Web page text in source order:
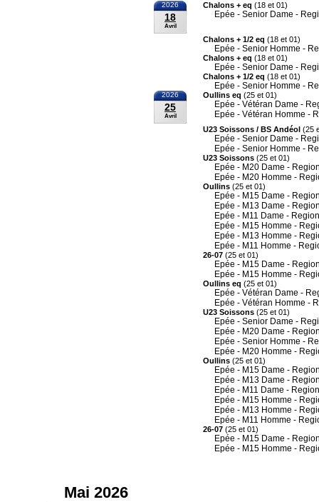
2026
18
Avril
Chalons + eq (18 et 01)
Epée - Senior Dame -
Chalons + 1/2 eq (18 et 01)
Epée - Senior Homme -
Chalons + eq (18 et 01)
Epée - Senior Dame -
Chalons + 1/2 eq (18 et 01)
Epée - Senior Homme -
2026
25
Avril
Oullins eq (25 et 01)
Epée - Vétéran Dame -
Epée - Vétéran Homme -
U23 Soissons / BS Andéol (25
Epée - Senior Dame -
Epée - Senior Homme -
U23 Soissons (25 et 01)
Epée - M20 Dame -
Epée - M20 Homme -
Oullins (25 et 01)
Epée - M15 Dame -
Epée - M13 Dame -
Epée - M11 Dame -
Epée - M15 Homme -
Epée - M13 Homme -
Epée - M11 Homme -
26-07 (25 et 01)
Epée - M15 Dame -
Epée - M15 Homme -
Oullins eq (25 et 01)
Epée - Vétéran Dame -
Epée - Vétéran Homme -
U23 Soissons (25 et 01)
Epée - Senior Dame -
Epée - M20 Dame -
Epée - Senior Homme -
Epée - M20 Homme -
Oullins (25 et 01)
Epée - M15 Dame -
Epée - M13 Dame -
Epée - M11 Dame -
Epée - M15 Homme -
Epée - M13 Homme -
Epée - M11 Homme -
26-07 (25 et 01)
Epée - M15 Dame -
Epée - M15 Homme -
Mai 2026